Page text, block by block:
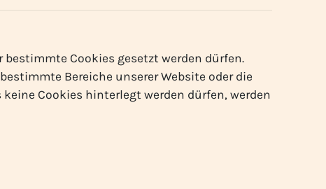
Cookies gesetzt werden dürfen.
Bereiche unserer Website oder die
Cookies hinterlegt werden dürfen, werden